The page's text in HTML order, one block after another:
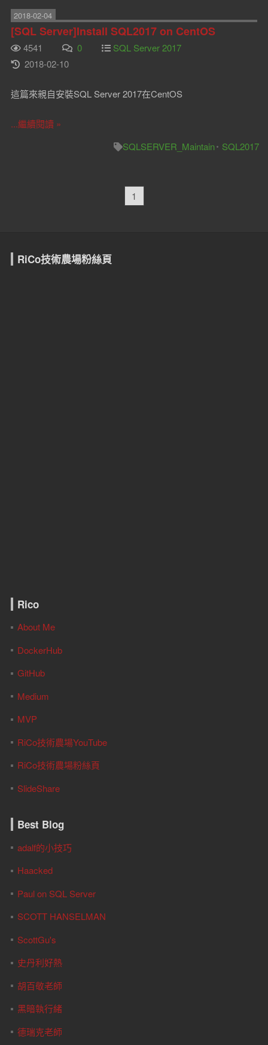
2018-02-04
[SQL Server]Install SQL2017 on CentOS
4541 0
SQL Server 2017
2018-02-10
這篇來親自安裝SQL Server 2017在CentOS
...繼續閱讀 »
SQLSERVER_Maintain
SQL2017
1
RiCo技術農場粉絲頁
Rico
About Me
DockerHub
GitHub
Medium
MVP
RiCo技術農場YouTube
RiCo技術農場粉絲頁
SlideShare
Best Blog
adalf的小技巧
Haacked
Paul on SQL Server
SCOTT HANSELMAN
ScottGu's
史丹利好熱
胡百敬老師
黑暗執行緒
德瑞克老師